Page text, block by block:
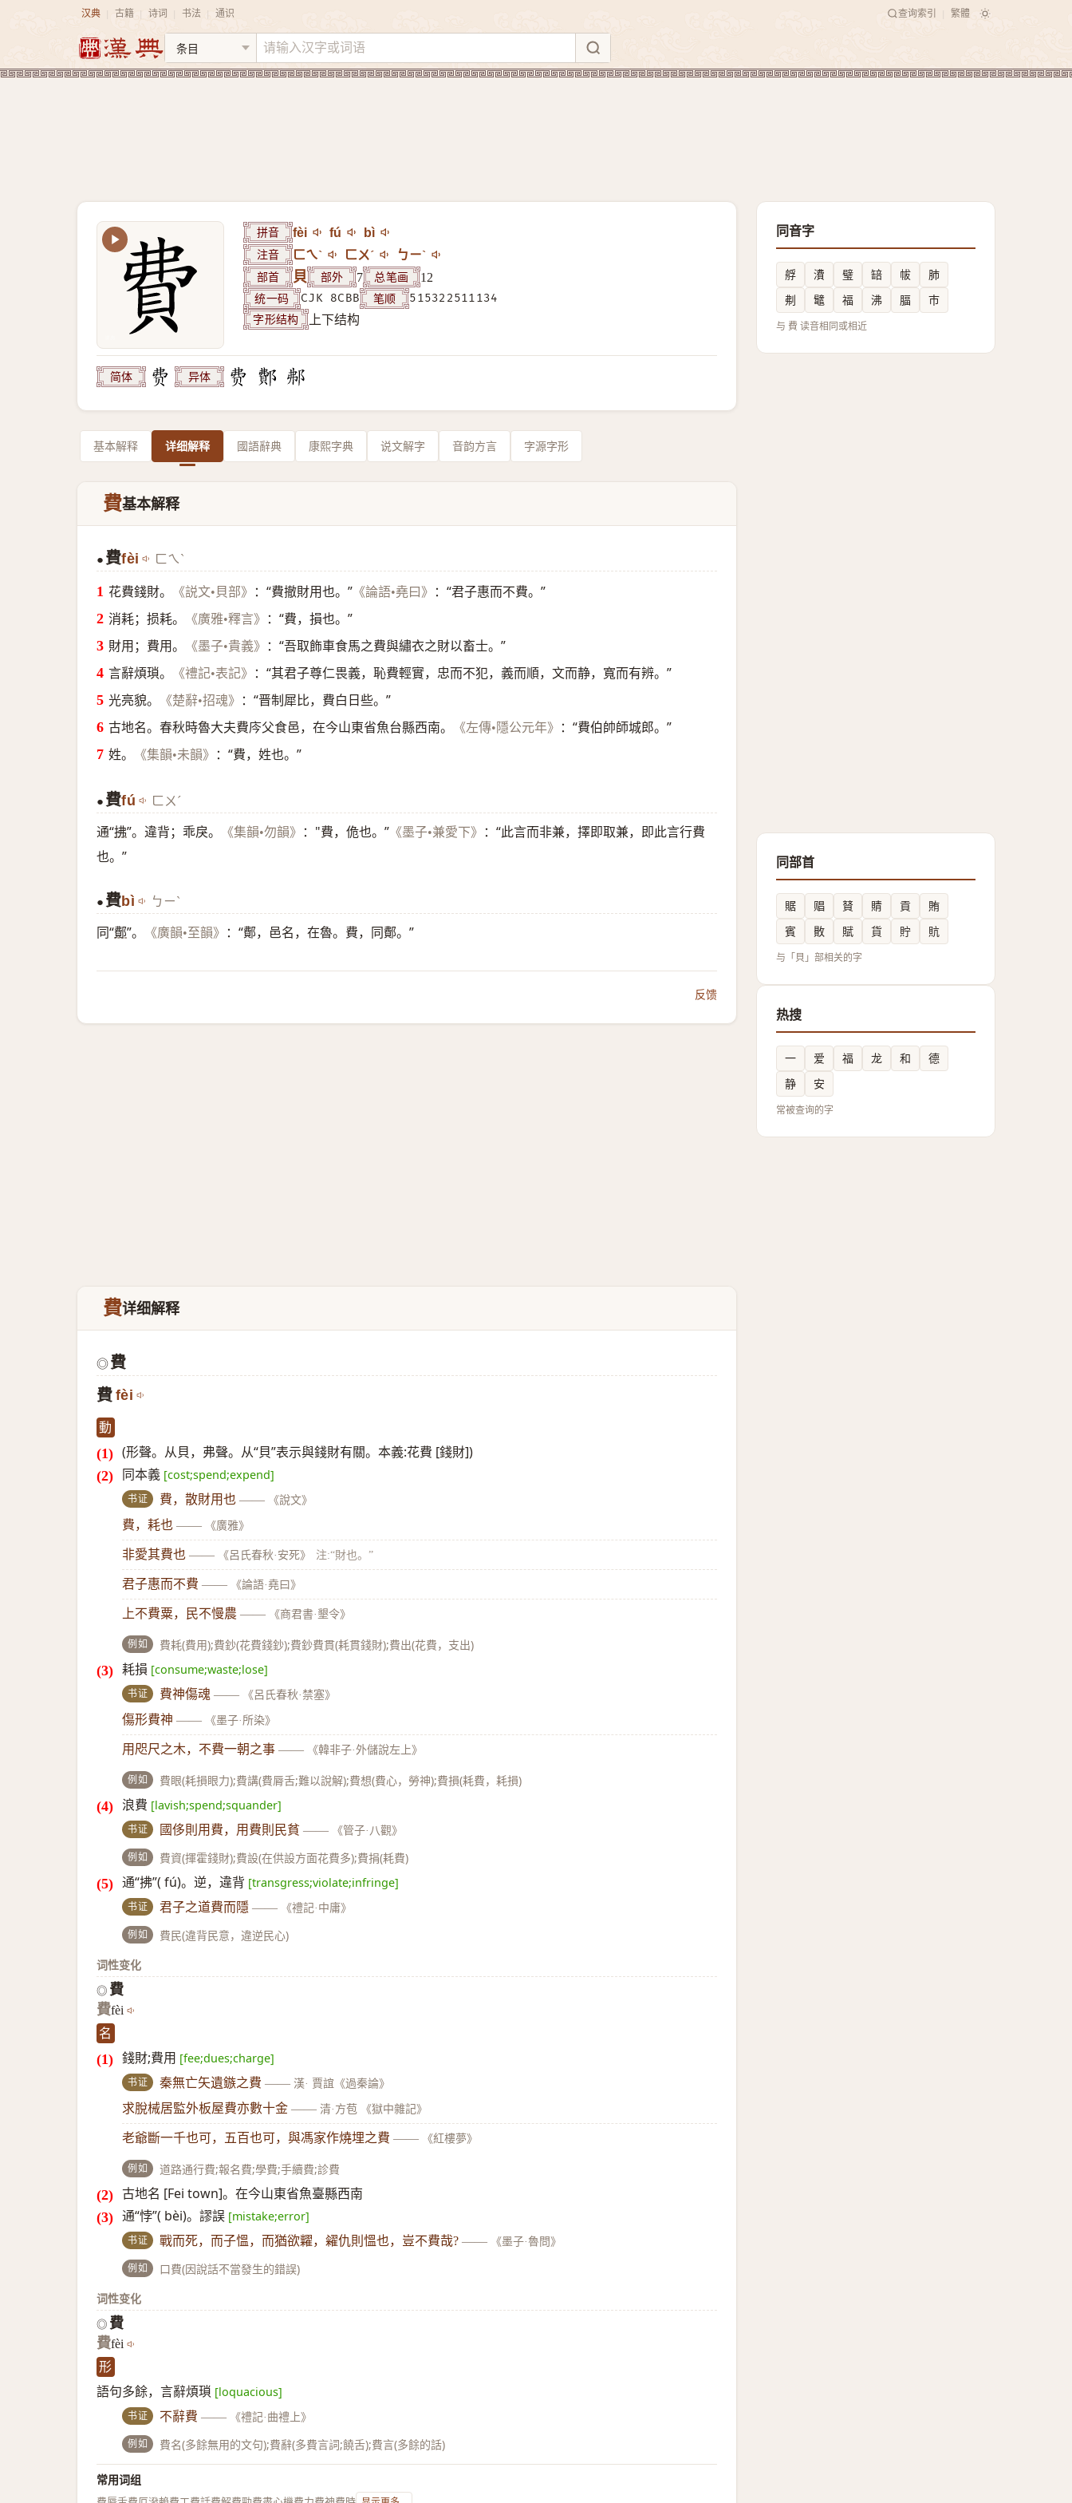
汉典 古籍 诗词 书法 通识 查询索引 繁體
拼音 fèi fú bì
注音 ㄈㄟˋ ㄈㄨˊ ㄅㄧˋ
部首 貝 部外 7 总笔画 12
统一码 CJK 8CBB 笔顺 515322511134
字形结构 上下结构
简体 异体
基本解释 详细解释 國語辭典 康熙字典 说文解字 音韵方言 字源字形
費基本解释
● 費fèi ㄈㄟˋ
花費錢財。 《説文•貝部》 ：“費撤財用也。” 《論語•堯曰》
：“君子惠而不費。”
消耗；损耗。
《廣雅•釋言》
：“費，損也。”
財用；費用。
《墨子•貴義》
：“吾取飾車食馬之費與繡衣之財以畜士。”
言辭煩瑣。
《禮記•表記》
：“其君子尊仁畏義，恥費輕實，忠而不犯，義而順，文而静，寬而有辨。”
光亮貌。
《楚辭•招魂》
：“晋制犀比，費白日些。”
古地名。春秋時魯大夫費庈父食邑，在今山東省魚台縣西南。
《左傳•隱公元年》
：“費伯帥師城郎。”
姓。
《集韻•未韻》 ：“費，姓也。”
● 費fú ㄈㄨˊ
通“拂”。違背；乖戾。 《集韻•勿韻》 ："費，佹也。” 《墨子•兼愛下》
：“此言而非兼，擇即取兼，即此言行費
也。”
● 費bì ㄅㄧˋ
同“鄪”。 《廣韻•至韻》 ：“鄪，邑名，在魯。費，同鄪。”
反馈
費详细解释
◎費
費 fèi
動
(形聲。从貝，弗聲。从“貝”表示與錢財有關。本義:花費 [錢財])
同本義 [cost;spend;expend]
书证 費，散財用也 —— 《說文》
費，耗也 —— 《廣雅》
非愛其費也 —— 《呂氏春秋·安死》 注:“財也。”
君子惠而不費 —— 《論語·堯曰》
上不費粟，民不慢農 —— 《商君書·墾令》
例如 費耗(費用);費鈔(花費錢鈔);費鈔費貫(耗貫錢財);費出(花費，支出)
耗損 [consume;waste;lose]
书证 費神傷魂 —— 《呂氏春秋·禁塞》
傷形費神 —— 《墨子·所染》
用咫尺之木，不費一朝之事 —— 《韓非子·外儲說左上》
例如 費眼(耗損眼力);費講(費脣舌;難以說解);費想(費心，勞神);費損(耗費，耗損)
浪費 [lavish;spend;squander]
书证 國侈則用費，用費則民貧 —— 《管子·八觀》
例如 費資(揮霍錢財);費設(在供設方面花費多);費捐(耗費)
通“拂”( fú)。逆，違背 [transgress;violate;infringe]
书证 君子之道費而隱 —— 《禮記·中庸》
例如
費民(違背民意，違逆民心)
词性变化
◎ 費
費fèi
名
錢財;費用 [fee;dues;charge]
书证 秦無亡矢遺鏃之費 —— 漢· 賈誼《過秦論》
求脫械居監外板屋費亦數十金 —— 清·方苞 《獄中雜記》
老爺斷一千也可，五百也可，與馮家作燒埋之費 —— 《紅樓夢》
例如 道路通行費;報名費;學費;手續費;診費
古地名 [Fei town]。在今山東省魚臺縣西南
通“悖”( bèi)。謬誤 [mistake;error]
书证 戰而死，而子慍，而猶欲糶，糴仇則慍也，豈不費哉? —— 《墨子·魯問》
例如
口費(因說話不當發生的錯誤)
词性变化
◎ 費
費fèi
形
語句多餘，言辭煩瑣 [loquacious]
书证 不辭費 —— 《禮記·曲禮上》
例如 費名(多餘無用的文句);費辭(多費言詞;饒舌);費言(多餘的話)
常用词组
同音字
艀 㵒 璧 䍌 帗
肺
刜
鼊 福 沸 腷 巿
与 費 读音相同或相近
同部首
䝻 䞎 䝺 䝼 貢
賄
賓
贁 賦 貨 貯 貥
与「貝」部相关的字
热搜
一 爱 福 龙 和
德
静
安
常被查询的字